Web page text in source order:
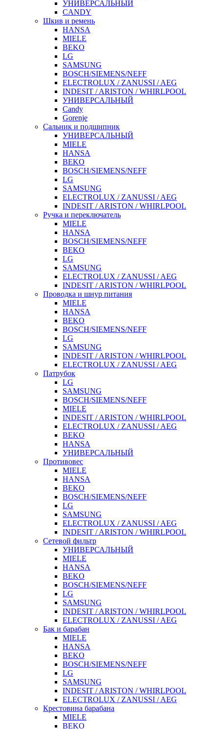
УНИВЕРСАЛЬНЫЙ
CANDY
Шкив и ремень
HANSA
MIELE
BEKO
LG
SAMSUNG
BOSCH/SIEMENS/NEFF
ELECTROLUX / ZANUSSI / AEG
INDESIT / ARISTON / WHIRLPOOL
УНИВЕРСАЛЬНЫЙ
Candy
Gorenje
Сальник и подшипник
УНИВЕРСАЛЬНЫЙ
MIELE
HANSA
BEKO
BOSCH/SIEMENS/NEFF
LG
SAMSUNG
ELECTROLUX / ZANUSSI / AEG
INDESIT / ARISTON / WHIRLPOOL
Ручка и переключатель
MIELE
HANSA
BOSCH/SIEMENS/NEFF
BEKO
LG
SAMSUNG
ELECTROLUX / ZANUSSI / AEG
INDESIT / ARISTON / WHIRLPOOL
Проводка и шнур питания
MIELE
HANSA
BEKO
BOSCH/SIEMENS/NEFF
LG
SAMSUNG
INDESIT / ARISTON / WHIRLPOOL
ELECTROLUX / ZANUSSI / AEG
Патрубок
LG
SAMSUNG
BOSCH/SIEMENS/NEFF
MIELE
INDESIT / ARISTON / WHIRLPOOL
ELECTROLUX / ZANUSSI / AEG
BEKO
HANSA
УНИВЕРСАЛЬНЫЙ
Противовес
MIELE
HANSA
BEKO
BOSCH/SIEMENS/NEFF
LG
SAMSUNG
ELECTROLUX / ZANUSSI / AEG
INDESIT / ARISTON / WHIRLPOOL
Сетевой фильтр
УНИВЕРСАЛЬНЫЙ
MIELE
HANSA
BEKO
BOSCH/SIEMENS/NEFF
LG
SAMSUNG
INDESIT / ARISTON / WHIRLPOOL
ELECTROLUX / ZANUSSI / AEG
Бак и барабан
MIELE
HANSA
BEKO
BOSCH/SIEMENS/NEFF
LG
SAMSUNG
INDESIT / ARISTON / WHIRLPOOL
ELECTROLUX / ZANUSSI / AEG
Крестовина барабана
MIELE
BEKO